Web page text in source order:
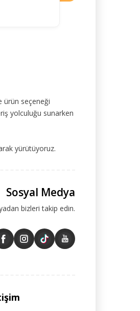
ürün seçeneği
yolculuğu sunarken
yürütüyoruz.
Sosyal Medya
bizleri takip edin.